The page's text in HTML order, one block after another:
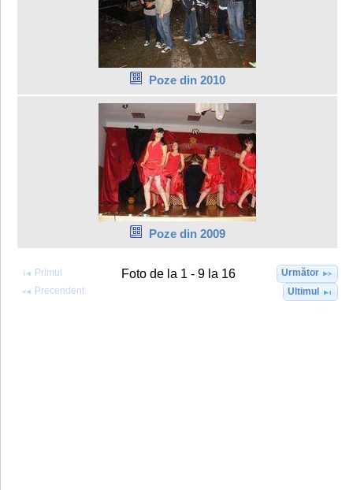
Poze din 2010
Poze din 2009
Primul
Precendent
Foto de la 1 - 9 la 16
Următor
Ultimul